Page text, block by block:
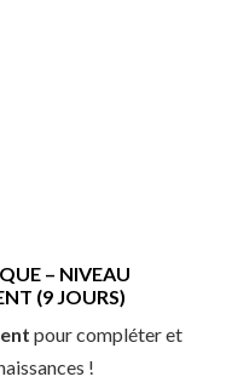
– NIVEAU
(9 JOURS)
pourcompléter et
!